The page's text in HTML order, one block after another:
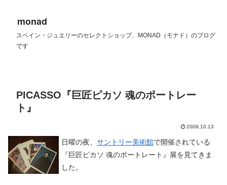
monad
スペイン・ジュエリーのセレクトショップ、MONAD（モナド）のブログ
です
PICASSO『巨匠ピカソ 魂のポートレー
ト』
2008.10.13
日曜の夜、 サントリー美術館で開催されている
『巨匠ピカソ 魂のポートレート』展を見てきま
した。